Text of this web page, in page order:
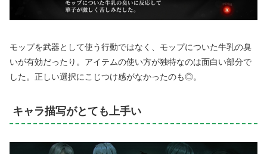
モップを武器として使う行動ではなく、モップについた牛乳の臭
いが有効だったり。アイテムの使い方が独特なのは面白い部分で
した。正しい選択にこじつけ感がなかったのも◎。
キャラ描写がとても上手い